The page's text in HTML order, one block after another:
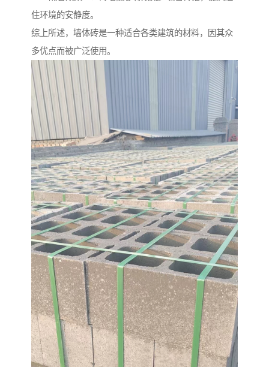
住环境的安静度。
综上所述，墙体砖是一种适合各类建筑的材料，因其众
多优点而被广泛使用。